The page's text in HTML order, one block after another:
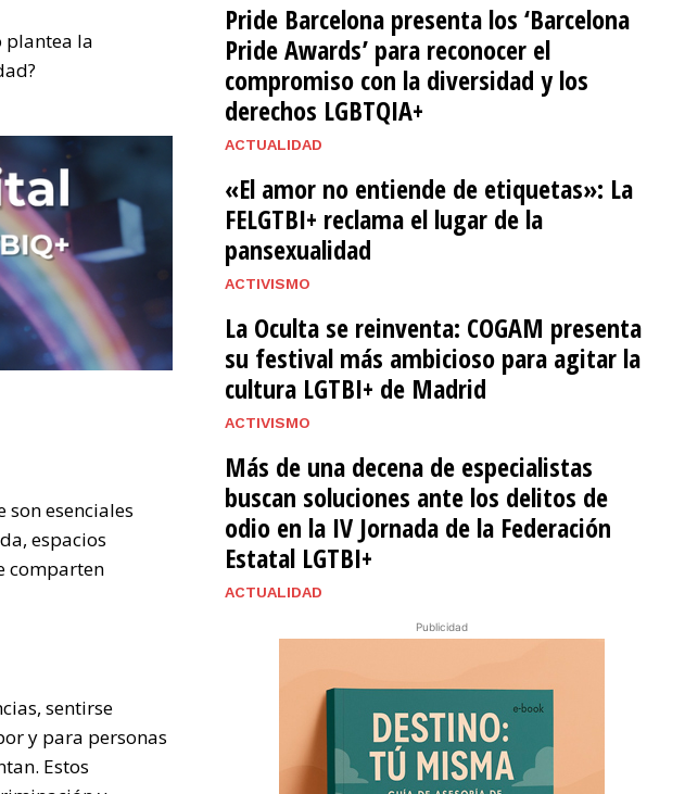
plantea la
esenciales
espacios
comparten
sentirse
y para personas
Estos
Pride Barcelona presenta los ‘Barcelona
Pride Awards’ para reconocer el
compromiso con la diversidad y los
derechos LGBTQIA+
ACTUALIDAD
«El amor no entiende de etiquetas»: La
FELGTBI+ reclama el lugar de la
pansexualidad
ACTIVISMO
La Oculta se reinventa: COGAM presenta
su festival más ambicioso para agitar la
cultura LGTBI+ de Madrid
ACTIVISMO
Más de una decena de especialistas
buscan soluciones ante los delitos de
odio en la IV Jornada de la Federación
Estatal LGTBI+
ACTUALIDAD
Publicidad